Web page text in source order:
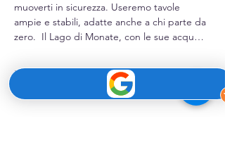
muoverti in sicurezza. Useremo tavole
ampie e stabili, adatte anche a chi parte da
zero.  Il Lago di Monate, con le sue acqu…
Mostra di più